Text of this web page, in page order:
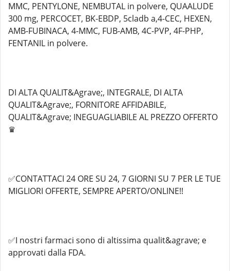
MMC, PENTYLONE, NEMBUTAL in polvere, QUAALUDE
300 mg, PERCOCET, BK-EBDP, 5cladb a,4-CEC, HEXEN,
AMB-FUBINACA, 4-MMC, FUB-AMB, 4C-PVP, 4F-PHP,
FENTANIL in polvere.
DI ALTA QUALIT&Agrave;, INTEGRALE, DI ALTA
QUALIT&Agrave;, FORNITORE AFFIDABILE,
QUALIT&Agrave; INEGUAGLIABILE AL PREZZO OFFERTO
♛
✅CONTATTACI 24 ORE SU 24, 7 GIORNI SU 7 PER LE TUE
MIGLIORI OFFERTE, SEMPRE APERTO/ONLINE!!
✅I nostri farmaci sono di altissima qualit&agrave; e
approvati dalla FDA.